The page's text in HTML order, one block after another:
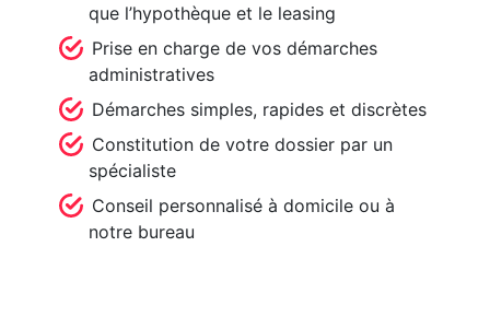
que l’hypothèque et le leasing
Prise en charge de vos démarches
administratives
Démarches simples, rapides et discrètes
Constitution de votre dossier par un
spécialiste
Conseil personnalisé à domicile ou à
notre bureau